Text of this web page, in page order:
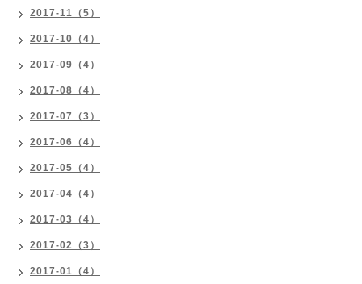
2017-11（5）
2017-10（4）
2017-09（4）
2017-08（4）
2017-07（3）
2017-06（4）
2017-05（4）
2017-04（4）
2017-03（4）
2017-02（3）
2017-01（4）